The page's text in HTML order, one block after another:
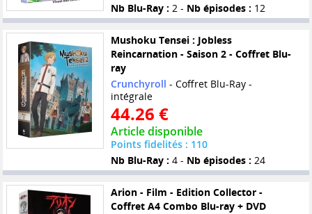
Nb Blu-Ray : 2 - Nb épisodes : 12
Mushoku Tensei : Jobless
Reincarnation - Saison 2 - Coffret Blu-
ray
Crunchyroll - Coffret Blu-Ray -
intégrale
44.26 €
Article disponible
Points fidelités : 110
Nb Blu-Ray : 4 - Nb épisodes : 24
Arion - Film - Edition Collector -
Coffret A4 Combo Blu-ray + DVD